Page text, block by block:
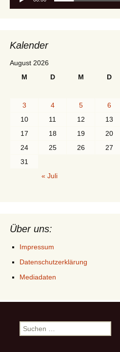
Kalender
August 2026
M
D M D
3
4 5 6
10
11 12 13
17
18 19 20
24
25 26 27
31
« Juli
Über uns:
Impressum
Datenschutzerklärung
Mediadaten
Suchen
nach: